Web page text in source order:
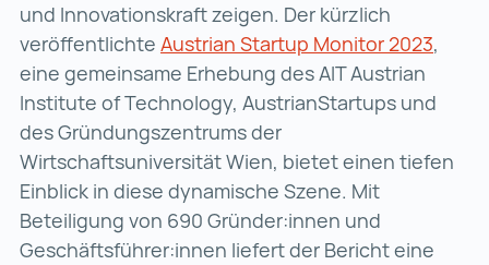
und Innovationskraft zeigen. Der kürzlich
veröffentlichte Austrian Startup Monitor 2023,
eine gemeinsame Erhebung des AIT Austrian
Institute of Technology, AustrianStartups und
des Gründungszentrums der
Wirtschaftsuniversität Wien, bietet einen tiefen
Einblick in diese dynamische Szene. Mit
Beteiligung von 690 Gründer:innen und
Geschäftsführer:innen liefert der Bericht eine